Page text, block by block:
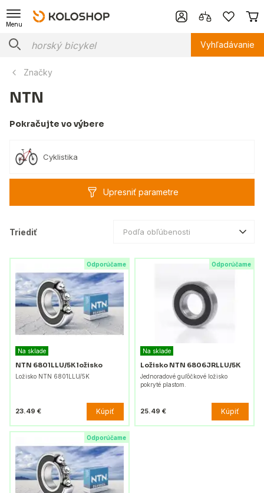
Menu
Vyhľadávanie
Značky
NTN
Pokračujte vo výbere
Cyklistika
Upresniť parametre
Triediť Podľa obľúbenosti
Odporúčame
Na sklade
NTN 6801LLU/5K ložisko
Ložisko NTN 6801LLU/5K
23.49 € Kúpiť
Odporúčame
Na sklade
Ložisko NTN 6806JRLLU/5K
Jednoradové guľôčkové ložisko
pokryté plastom.
25.49 € Kúpiť
Odporúčame